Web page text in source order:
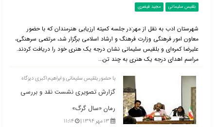
بلقیس سلیمانی مجید قیصری
شهرستان ادب به نقل از مهر:در جلسه‌ کمیته ارزیابی هنرمندان که با حضور
معاون امور فرهنگی وزارت فرهنگ و ارشاد اسلامی برگزار شد، مرتضی سرهنگی،
علیرضا کمره‌ای و بلقیس سلیمانی نشان درجه یک هنری خود را دریافت کردند.
مراسم اهدای درجه یک هنری به چند تن...
با حضور بلقیس سلیمانی و ابراهیم اکبری دیزگاه
گزارش تصویری نشست نقد و بررسی
رمان «سال گرگ»
۱۳ مهر ۱۳۹۴ | ۱۱:۱۴